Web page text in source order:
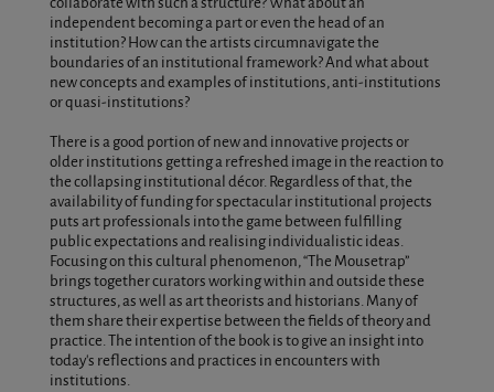
independent becoming a part or even the head of an
institution? How can the artists circumnavigate the
boundaries of an institutional framework? And what about
new concepts and examples of institutions, anti-institutions
or quasi-institutions?
There is a good portion of new and innovative projects or
older institutions getting a refreshed image in the reaction to
the collapsing institutional décor. Regardless of that, the
availability of funding for spectacular institutional projects
puts art professionals into the game between fulfilling
public expectations and realising individualistic ideas.
Focusing on this cultural phenomenon, “The Mousetrap”
brings together curators working within and outside these
structures, as well as art theorists and historians. Many of
them share their expertise between the fields of theory and
practice. The intention of the book is to give an insight into
today’s reflections and practices in encounters with
institutions.